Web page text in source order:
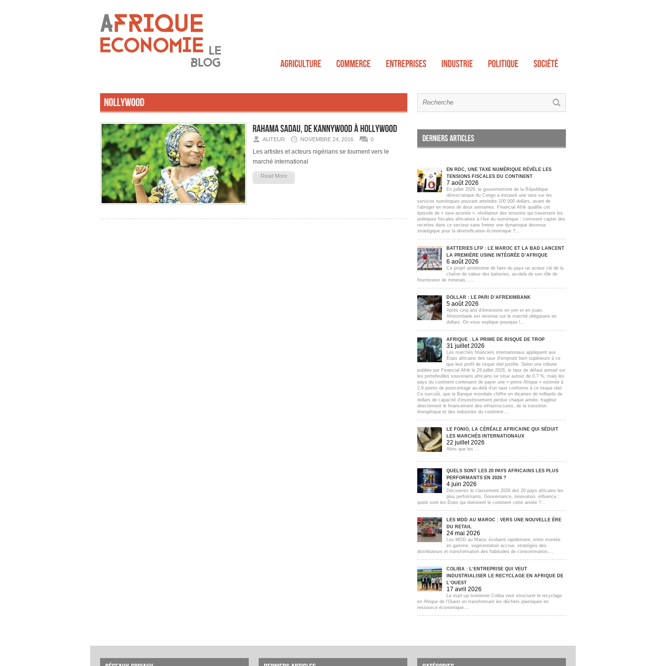
AUTEUR NOVEMBRE 24, 2016 0
Les artistes et acteurs nigérians se tournent vers le
marché international
Read More
EN RDC, UNE TAXE NUMÉRIQUE RÉVÈLE LES
TENSIONS FISCALES DU CONTINENT
7 août 2026
En juillet 2026, le gouvernement de la République
démocratique du Congo a instauré une taxe sur les
services numériques pouvant atteindre 100 000 dollars, avant de
l'abroger en moins de deux semaines. Financial Afrik qualifie cet
épisode de « taxe avortée », révélateur des tensions qui traversent les
politiques fiscales africaines à l'ère du numérique : comment capter des
recettes dans ce secteur sans freiner une dynamique devenue
stratégique pour la diversification économique ?...
BATTERIES LFP : LE MAROC ET LA BAD LANCENT
LA PREMIÈRE USINE INTÉGRÉE D’AFRIQUE
6 août 2026
Ce projet ambitionne de faire du pays un acteur clé de la
chaîne de valeur des batteries, au-delà de son rôle de
fournisseur de minerais......
DOLLAR : LE PARI D’AFREXIMBANK
5 août 2026
Après cinq ans d'émissions en yen et en yuan,
Afreximbank est revenue sur le marché obligataire en
dollars. On vous explique pourquoi !...
AFRIQUE : LA PRIME DE RISQUE DE TROP
31 juillet 2026
Les marchés financiers internationaux appliquent aux
États africains des taux d'emprunt bien supérieurs à ce
que leur profil de risque réel justifie. Selon une tribune
publiée par Financial Afrik le 29 juillet 2026, le taux de défaut annuel sur
les portefeuilles souverains africains se situe autour de 0,7 %, mais les
pays du continent continuent de payer une « prime Afrique » estimée à
2,9 points de pourcentage au-delà d'un taux conforme à ce risque réel.
Ce surcoût, que la Banque mondiale chiffre en dizaines de milliards de
dollars de capacité d'investissement perdue chaque année, fragilise
directement le financement des infrastructures, de la transition
énergétique et des industries du continent....
LE FONIO, LA CÉRÉALE AFRICAINE QUI SÉDUIT
LES MARCHÉS INTERNATIONAUX
22 juillet 2026
Alors que les ...
QUELS SONT LES 20 PAYS AFRICAINS LES PLUS
PERFORMANTS EN 2026 ?
4 juin 2026
Découvrez le classement 2026 des 20 pays africains les
plus performants. Gouvernance, innovation, influence :
quels sont les États qui dominent le continent cette année ?...
LES MDD AU MAROC : VERS UNE NOUVELLE ÈRE
DU RETAIL
24 mai 2026
Les MDD au Maroc évoluent rapidement, entre montée
en gamme, segmentation accrue, stratégies des
distributeurs et transformation des habitudes de consommation....
COLIBA : L’ENTREPRISE QUI VEUT
INDUSTRIALISER LE RECYCLAGE EN AFRIQUE DE
L’OUEST
17 avril 2026
La start-up ivoirienne Coliba veut structurer le recyclage
en Afrique de l’Ouest en transformant les déchets plastiques en
ressource économique....